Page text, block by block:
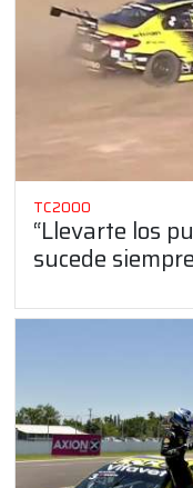
TC2000
“Llevarte los
sucede